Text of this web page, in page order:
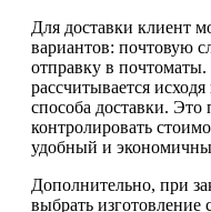
Для доставки клиент
вариантов: почтовую
отправку в
рассчитывается
способа доставки. Это
контролировать
удобный и
Дополнительно, при
выбрать